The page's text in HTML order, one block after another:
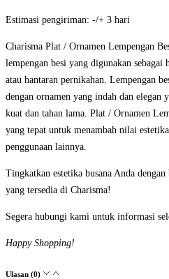
Estimasi pengiriman: -/+ 3 hari
Charisma Plat / Ornamen Lempengan
lempengan besi yang digunakan sebagai
atau hantaran pernikahan. Lempengan
dengan ornamen yang indah dan elegan
kuat dan tahan lama. Plat / Ornamen
yang tepat untuk menambah nilai
penggunaan lainnya.
Tingkatkan estetika busana Anda
yang tersedia di Charisma!
Segera hubungi kami untuk informasi
Happy Shopping!
Ulasan (0)